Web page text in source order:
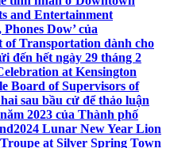
and Entertainment
Dow’ của
Transportation dành cho
đến hết ngày 29 tháng 2
at Kensington
Board of Supervisors of
sau bầu cử để thảo luận
2023 của Thành phố
2024 Lunar New Year Lion
at Silver Spring Town